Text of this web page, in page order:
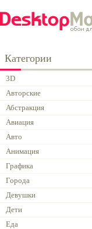
Категории
3D
Авторские
Абстракция
Авиация
Авто
Анимация
Графика
Города
Девушки
Дети
Еда